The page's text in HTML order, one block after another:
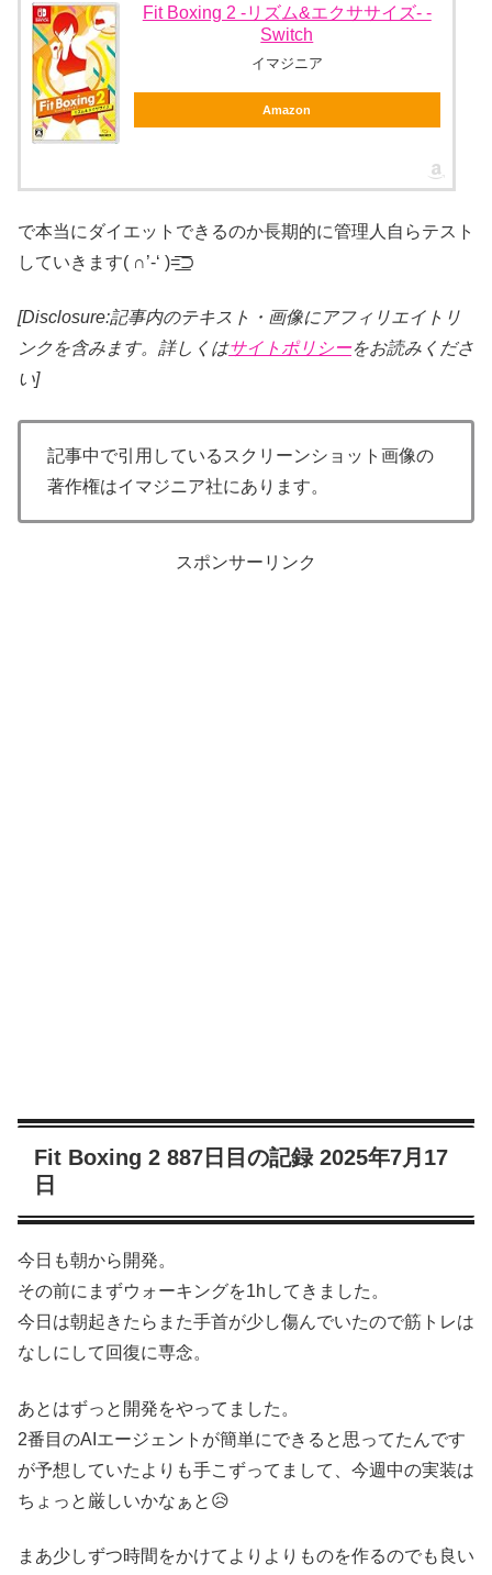
Fit Boxing 2 -リズム&エクササイズ- -
Switch
イマジニア
Amazon
で本当にダイエットできるのか長期的に管理人自らテスト
していきます( ∩’-‘ )=͟͟͞͞⊃
[Disclosure:記事内のテキスト・画像にアフィリエイトリ
ンクを含みます。詳しくはサイトポリシーをお読みくださ
い]
記事中で引用しているスクリーンショット画像の
著作権はイマジニア社にあります。
スポンサーリンク
Fit Boxing 2 887日目の記録 2025年7月17
日
今日も朝から開発。
その前にまずウォーキングを1hしてきました。
今日は朝起きたらまた手首が少し傷んでいたので筋トレは
なしにして回復に専念。
あとはずっと開発をやってました。
2番目のAIエージェントが簡単にできると思ってたんです
が予想していたよりも手こずってまして、今週中の実装は
ちょっと厳しいかなぁと😥
まあ少しずつ時間をかけてよりよりものを作るのでも良い